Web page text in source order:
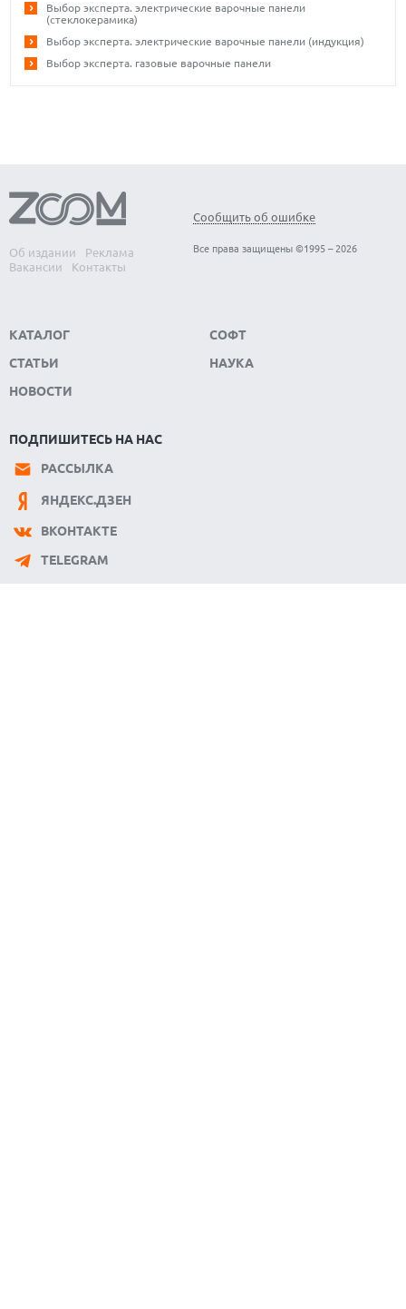
Выбор эксперта. электрические варочные панели
(стеклокерамика)
Выбор эксперта. электрические варочные панели (индукция)
Выбор эксперта. газовые варочные панели
Об издании
Реклама
Вакансии
Контакты
Сообщить об ошибке
Все права защищены ©1995 – 2026
КАТАЛОГ
СТАТЬИ
НОВОСТИ
СОФТ
НАУКА
ПОДПИШИТЕСЬ НА НАС
РАССЫЛКА
ЯНДЕКС.ДЗЕН
ВКОНТАКТЕ
TELEGRAM